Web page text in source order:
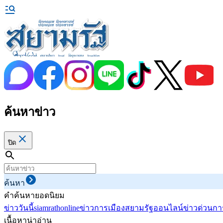
ค้นหาข่าว
ปิด
ค้นหา
คำค้นหายอดนิยม
ข่าววันนี้siamrathonlineข่าวการเมืองสยามรัฐออนไลน์ข่าวด่วนก
เนื้อหาน่าอ่าน